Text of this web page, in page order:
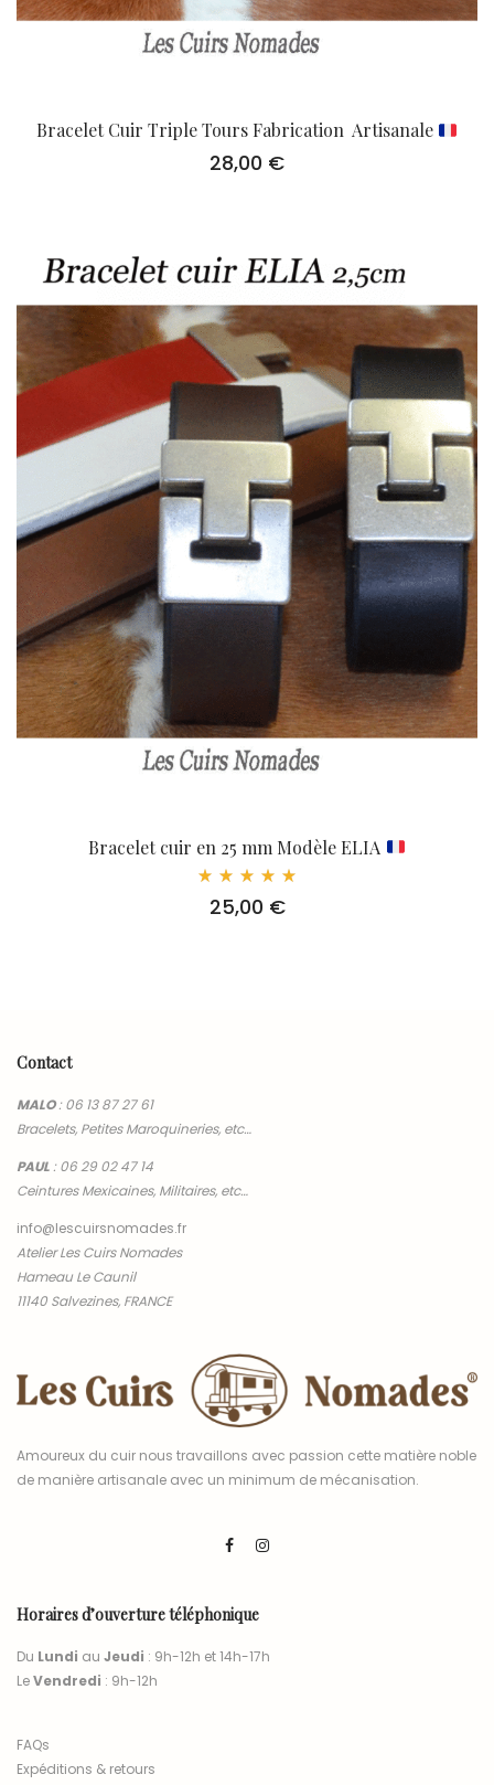
Bracelet Cuir Triple Tours Fabrication Artisanale
28,00 €
Bracelet cuir en 25 mm Modèle ELIA
5.00
25,00 €
Contact
MALO:06 13 87 27 61
Bracelets, Petites Maroquineries, etc…
PAUL:06 29 02 47 14
Ceintures Mexicaines, Militaires, etc…
info@lescuirsnomades.fr
Atelier Les Cuirs Nomades
Hameau Le Caunil
11140 Salvezines, FRANCE
Amoureux du cuir nous travaillons avec passion cette matière noble
de manière artisanale avec un minimum de mécanisation.
Horaires d’ouverture téléphonique
Du Lundi au Jeudi : 9h-12h et 14h-17h
LeVendredi : 9h-12h
FAQs
Expéditions & retours